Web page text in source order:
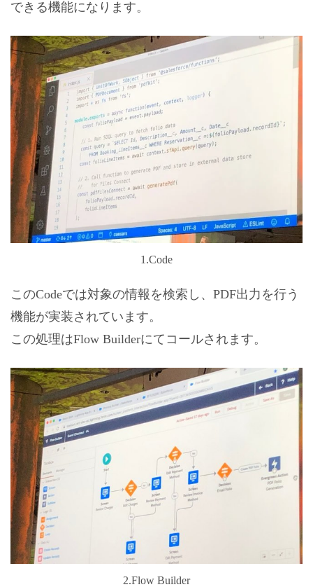
できる機能になります。
1.Code
このCodeでは対象の情報を検索し、PDF出力を行う
機能が実装されています。
この処理はFlow Builderにてコールされます。
2.Flow Builder